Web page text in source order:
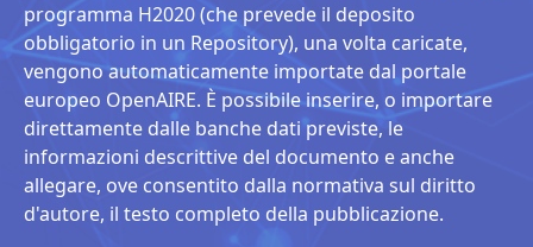
programma H2020 (che prevede il deposito
obbligatorio in un Repository), una volta caricate,
vengono automaticamente importate dal portale
europeo OpenAIRE. È possibile inserire, o importare
direttamente dalle banche dati previste, le
informazioni descrittive del documento e anche
allegare, ove consentito dalla normativa sul diritto
d'autore, il testo completo della pubblicazione.